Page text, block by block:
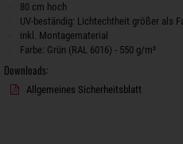
80 cm hoch
UV-beständig: Lichtechtheit größer als
inkl. Montagematerial
Farbe: Grün (RAL 6016) - 550 g/m²
Downloads:
Allgemeines Sicherheitsblatt